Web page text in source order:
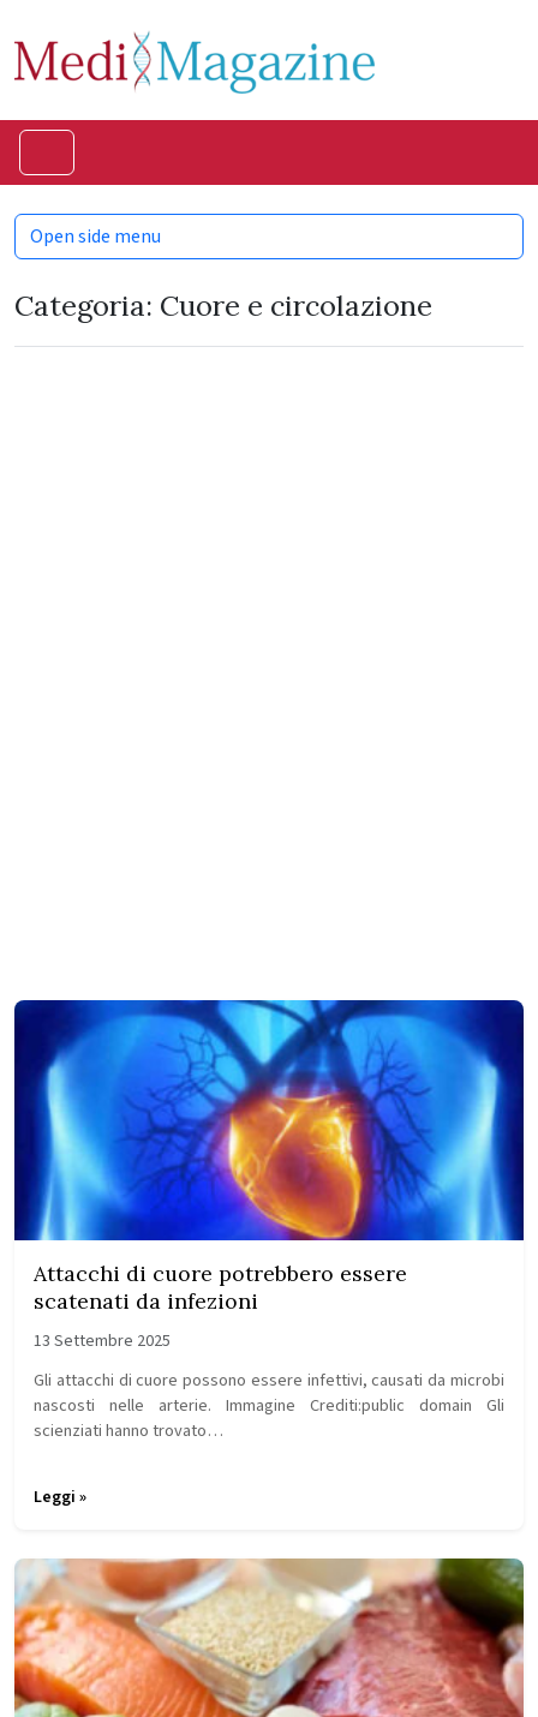
Categoria: Cuore e circolazione
Attacchi di cuore potrebbero essere
scatenati da infezioni
13 Settembre 2025
Gli attacchi di cuore possono essere infettivi, causati da microbi
nascosti nelle arterie. Immagine Crediti:public domain Gli
scienziati hanno trovato…
Leggi »
Open side menu